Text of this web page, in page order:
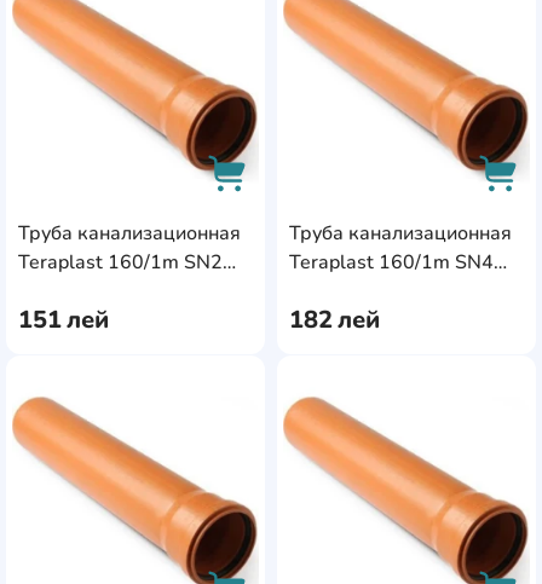
Труба канализационная
Teraplast 160/1m SN2
151лей
AddCardToCart
Труба канализационная
Teraplast 160/1m SN4
182лей
AddCardToFavourite